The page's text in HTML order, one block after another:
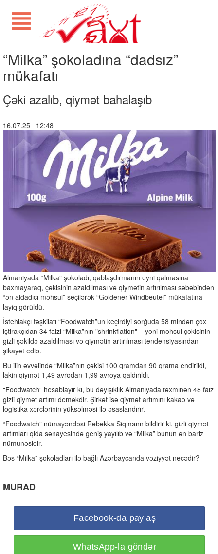
“Milka” şokoladına “dadsız”
mükafatı
Çəki azalıb, qiymət bahalaşıb
16.07.25 12:48
Almaniyada “Milka” şokoladı, qablaşdırmanın eyni qalmasına
baxmayaraq, çəkisinin azaldılması və qiymətin artırılması səbəbindən
“ən aldadıcı məhsul” seçilərək “Goldener Windbeutel” mükafatına
layiq görüldü.
İstehlakçı təşkilatı “Foodwatch”un keçirdiyi sorğuda 58 mindən çox
iştirakçıdan 34 faizi “Milka”nın "shrinkflation" – yəni məhsul çəkisinin
gizli şəkildə azaldılması və qiymətin artırılması tendensiyasından
şikayət edib.
Bu ilin əvvəlində “Milka”nın çəkisi 100 qramdan 90 qrama endirildi,
lakin qiymət 1,49 avrodan 1,99 avroya qaldırıldı.
“Foodwatch” hesablayır ki, bu dəyişiklik Almaniyada təxminən 48 faiz
gizli qiymət artımı deməkdir. Şirkət isə qiymət artımını kakao və
logistika xərclərinin yüksəlməsi ilə əsaslandırır.
“Foodwatch” nümayəndəsi Rebekka Siqmann bildirir ki, gizli qiymət
artımları qida sənayesində geniş yayılıb və “Milka” bunun ən bariz
nümunəsidir.
Bəs “Milka” şokoladları ilə bağlı Azərbaycanda vəziyyət necədir?
MURAD
Facebook-da paylaş
WhatsApp-la göndər